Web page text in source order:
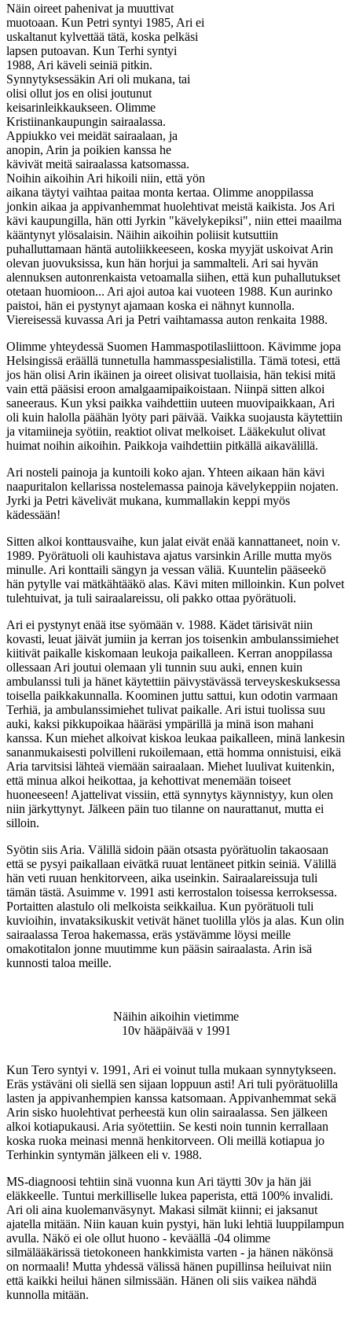
Näin oireet pahenivat ja muuttivat
muotoaan. Kun Petri syntyi 1985, Ari ei
uskaltanut kylvettää tätä, koska pelkäsi
lapsen putoavan. Kun Terhi syntyi
1988, Ari käveli seiniä pitkin.
Synnytyksessäkin Ari oli mukana, tai
olisi ollut jos en olisi joutunut
keisarinleikkaukseen. Olimme
Kristiinankaupungin sairaalassa.
Appiukko vei meidät sairaalaan, ja
anopin, Arin ja poikien kanssa he
kävivät meitä sairaalassa katsomassa.
Noihin aikoihin Ari hikoili niin, että yön
aikana täytyi vaihtaa paitaa monta kertaa. Olimme anoppilassa
jonkin aikaa ja appivanhemmat huolehtivat meistä kaikista. Jos Ari
kävi kaupungilla, hän otti Jyrkin "kävelykepiksi", niin ettei maailma
kääntynyt ylösalaisin. Näihin aikoihin poliisit kutsuttiin
puhalluttamaan häntä autoliikkeeseen, koska myyjät uskoivat Arin
olevan juovuksissa, kun hän horjui ja sammalteli. Ari sai hyvän
alennuksen autonrenkaista vetoamalla siihen, että kun puhallutukset
otetaan huomioon... Ari ajoi autoa kai vuoteen 1988. Kun aurinko
paistoi, hän ei pystynyt ajamaan koska ei nähnyt kunnolla.
Viereisessä kuvassa Ari ja Petri vaihtamassa auton renkaita 1988.
Olimme yhteydessä Suomen Hammaspotilasliittoon. Kävimme jopa
Helsingissä eräällä tunnetulla hammasspesialistilla. Tämä totesi, että
jos hän olisi Arin ikäinen ja oireet olisivat tuollaisia, hän tekisi mitä
vain että pääsisi eroon amalgaamipaikoistaan. Niinpä sitten alkoi
saneeraus. Kun yksi paikka vaihdettiin uuteen muovipaikkaan, Ari
oli kuin halolla päähän lyöty pari päivää. Vaikka suojausta käytettiin
ja vitamiineja syötiin, reaktiot olivat melkoiset. Lääkekulut olivat
huimat noihin aikoihin. Paikkoja vaihdettiin pitkällä aikavälillä.
Ari nosteli painoja ja kuntoili koko ajan. Yhteen aikaan hän kävi
naapuritalon kellarissa nostelemassa painoja kävelykeppiin nojaten.
Jyrki ja Petri kävelivät mukana, kummallakin keppi myös
kädessään!
Sitten alkoi konttausvaihe, kun jalat eivät enää kannattaneet, noin v.
1989. Pyörätuoli oli kauhistava ajatus varsinkin Arille mutta myös
minulle. Ari konttaili sängyn ja vessan väliä. Kuuntelin pääseekö
hän pytylle vai mätkähtääkö alas. Kävi miten milloinkin. Kun polvet
tulehtuivat, ja tuli sairaalareissu, oli pakko ottaa pyörätuoli.
Ari ei pystynyt enää itse syömään v. 1988. Kädet tärisivät niin
kovasti, leuat jäivät jumiin ja kerran jos toisenkin ambulanssimiehet
kiitivät paikalle kiskomaan leukoja paikalleen. Kerran anoppilassa
ollessaan Ari joutui olemaan yli tunnin suu auki, ennen kuin
ambulanssi tuli ja hänet käytettiin päivystävässä terveyskeskuksessa
toisella paikkakunnalla. Koominen juttu sattui, kun odotin varmaan
Terhiä, ja ambulanssimiehet tulivat paikalle. Ari istui tuolissa suu
auki, kaksi pikkupoikaa hääräsi ympärillä ja minä ison mahani
kanssa. Kun miehet alkoivat kiskoa leukaa paikalleen, minä lankesin
sananmukaisesti polvilleni rukoilemaan, että homma onnistuisi, eikä
Aria tarvitsisi lähteä viemään sairaalaan. Miehet luulivat kuitenkin,
että minua alkoi heikottaa, ja kehottivat menemään toiseet
huoneeseen! Ajattelivat vissiin, että synnytys käynnistyy, kun olen
niin järkyttynyt. Jälkeen päin tuo tilanne on naurattanut, mutta ei
silloin.
Syötin siis Aria. Välillä sidoin pään otsasta pyörätuolin takaosaan
että se pysyi paikallaan eivätkä ruuat lentäneet pitkin seiniä. Välillä
hän veti ruuan henkitorveen, aika useinkin. Sairaalareissuja tuli
tämän tästä. Asuimme v. 1991 asti kerrostalon toisessa kerroksessa.
Portaitten alastulo oli melkoista seikkailua. Kun pyörätuoli tuli
kuvioihin, invataksikuskit vetivät hänet tuolilla ylös ja alas. Kun olin
sairaalassa Teroa hakemassa, eräs ystävämme löysi meille
omakotitalon jonne muutimme kun pääsin sairaalasta. Arin isä
kunnosti taloa meille.
Näihin aikoihin vietimme
10v hääpäivää v 1991
Kun Tero syntyi v. 1991, Ari ei voinut tulla mukaan synnytykseen.
Eräs ystäväni oli siellä sen sijaan loppuun asti! Ari tuli pyörätuolilla
lasten ja appivanhempien kanssa katsomaan. Appivanhemmat sekä
Arin sisko huolehtivat perheestä kun olin sairaalassa. Sen jälkeen
alkoi kotiapukausi. Aria syötettiin. Se kesti noin tunnin kerrallaan
koska ruoka meinasi mennä henkitorveen. Oli meillä kotiapua jo
Terhinkin syntymän jälkeen eli v. 1988.
MS-diagnoosi tehtiin sinä vuonna kun Ari täytti 30v ja hän jäi
eläkkeelle. Tuntui merkilliselle lukea paperista, että 100% invalidi.
Ari oli aina kuolemanväsynyt. Makasi silmät kiinni; ei jaksanut
ajatella mitään. Niin kauan kuin pystyi, hän luki lehtiä luuppilampun
avulla. Näkö ei ole ollut huono - keväällä -04 olimme
silmälääkärissä tietokoneen hankkimista varten - ja hänen näkönsä
on normaali! Mutta yhdessä välissä hänen pupillinsa heiluivat niin
että kaikki heilui hänen silmissään. Hänen oli siis vaikea nähdä
kunnolla mitään.